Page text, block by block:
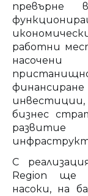
превърне
работни
бизнес
С
Region ще
насоки, на